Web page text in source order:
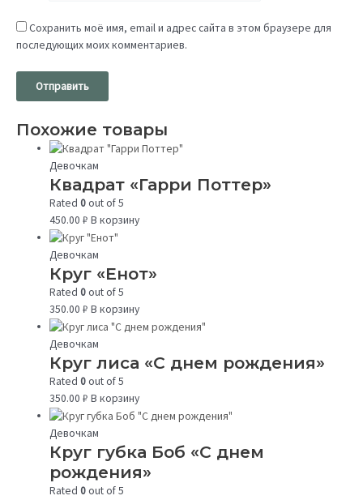
Сохранить моё имя, email и адрес сайта в этом браузере для
последующих моих комментариев.
Похожие товары
Девочкам
Квадрат «Гарри Поттер»
Rated0out of 5
450.00₽ В корзину
Девочкам
Круг «Енот»
Rated0out of 5
350.00₽ В корзину
Девочкам
Круг лиса «С днем рождения»
Rated0out of 5
350.00₽ В корзину
Девочкам
Круг губка Боб «С днем
рождения»
Rated0out of 5